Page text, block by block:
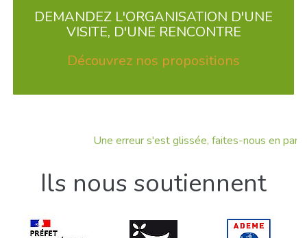
DEMANDEZ L'ORGANISATION D'UNE
VISITE, D'UNE RENCONTRE
Découvrez nos propositions
Une erreur s'est glissée, faites-nous en part !
Ils nous soutiennent